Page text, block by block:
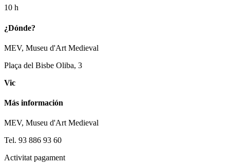
10 h
¿Dónde?
MEV, Museu d'Art Medieval
Plaça del Bisbe Oliba, 3
Vic
Más información
MEV, Museu d'Art Medieval
Tel. 93 886 93 60
Activitat pagament